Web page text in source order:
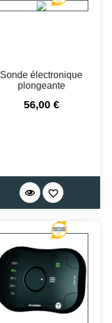
Sonde électronique
plongeante
Prix
56,00 €